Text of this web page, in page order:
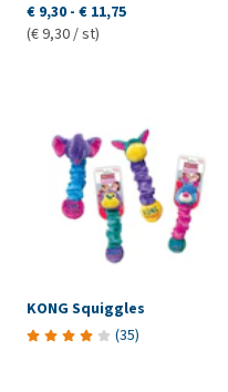
€ 9,30 - € 11,75
(€ 9,30 / st)
KONG Squiggles
(35)